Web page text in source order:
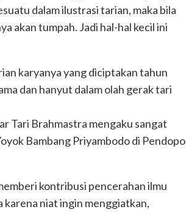
dalam ilustrasi tarian, maka bila
akan tumpah. Jadi hal-hal kecil ini
karyanya yang diciptakan tahun
dan hanyut dalam olah gerak tari
Tari Brahmastra mengaku sangat
Bambang Priyambodo di Pendopo
kontribusi pencerahan ilmu
karena niat ingin menggiatkan,